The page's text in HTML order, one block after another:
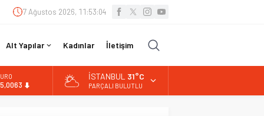
7 Ağustos 2026, 11:53:05
Alt Yapılar Kadınlar İletişim
İSTANBUL 31°C
PARÇALI BULUTLU